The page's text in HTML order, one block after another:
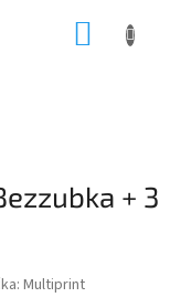
+ 3
Multiprint